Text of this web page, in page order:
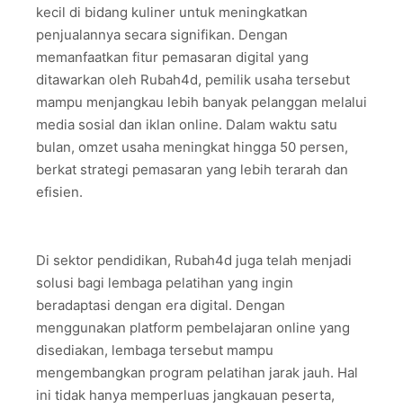
kecil di bidang kuliner untuk meningkatkan
penjualannya secara signifikan. Dengan
memanfaatkan fitur pemasaran digital yang
ditawarkan oleh Rubah4d, pemilik usaha tersebut
mampu menjangkau lebih banyak pelanggan melalui
media sosial dan iklan online. Dalam waktu satu
bulan, omzet usaha meningkat hingga 50 persen,
berkat strategi pemasaran yang lebih terarah dan
efisien.
Di sektor pendidikan, Rubah4d juga telah menjadi
solusi bagi lembaga pelatihan yang ingin
beradaptasi dengan era digital. Dengan
menggunakan platform pembelajaran online yang
disediakan, lembaga tersebut mampu
mengembangkan program pelatihan jarak jauh. Hal
ini tidak hanya memperluas jangkauan peserta,